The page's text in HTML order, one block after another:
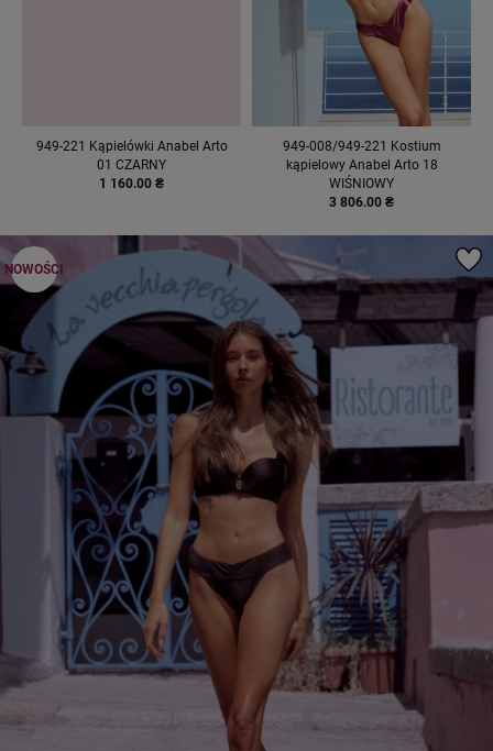
949-221 Kąpielówki Anabel Arto
01 CZARNY
1 160.00 ₴
949-008/949-221 Kostium
kąpielowy Anabel Arto 18
WIŚNIOWY
3 806.00 ₴
NOWOŚCI